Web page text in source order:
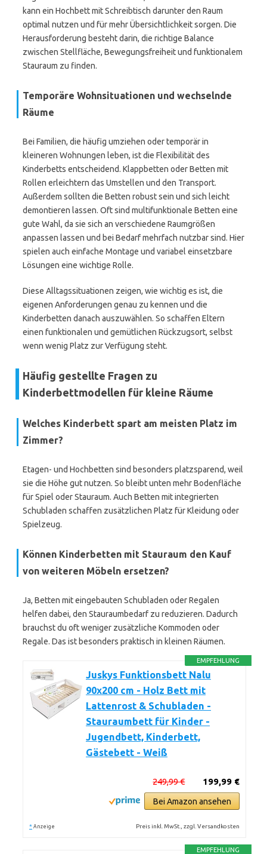
kann ein Hochbett mit Schreibtisch darunter den Raum
optimal nutzen und für mehr Übersichtlichkeit sorgen. Die
Herausforderung besteht darin, die richtige Balance
zwischen Stellfläche, Bewegungsfreiheit und funktionalem
Stauraum zu finden.
Temporäre Wohnsituationen und wechselnde
Räume
Bei Familien, die häufig umziehen oder temporär in
kleineren Wohnungen leben, ist die Flexibilität des
Kinderbetts entscheidend. Klappbetten oder Betten mit
Rollen erleichtern das Umstellen und den Transport.
Außerdem sollten die Betten robust sein und sich leicht
demontieren lassen. Oft sind multifunktionale Betten eine
gute Wahl, da sie sich an verschiedene Raumgrößen
anpassen lassen und bei Bedarf mehrfach nutzbar sind. Hier
spielen auch einfache Montage und variabel einsetzbare
Lösungen eine wichtige Rolle.
Diese Alltagssituationen zeigen, wie wichtig es ist, die
eigenen Anforderungen genau zu kennen und die
Kinderbetten danach auszuwählen. So schaffen Eltern
einen funktionalen und gemütlichen Rückzugsort, selbst
wenn wenig Platz zur Verfügung steht.
Häufig gestellte Fragen zu
Kinderbettmodellen für kleine Räume
Welches Kinderbett spart am meisten Platz im
Zimmer?
Etagen- und Hochbetten sind besonders platzsparend, weil
sie die Höhe gut nutzen. So bleibt unten mehr Bodenfläche
für Spiel oder Stauraum. Auch Betten mit integrierten
Schubladen schaffen zusätzlichen Platz für Kleidung oder
Spielzeug.
Können Kinderbetten mit Stauraum den Kauf
von weiteren Möbeln ersetzen?
Ja, Betten mit eingebauten Schubladen oder Regalen
helfen dabei, den Stauraumbedarf zu reduzieren. Dadurch
brauchst du oft weniger zusätzliche Kommoden oder
Regale. Das ist besonders praktisch in kleinen Räumen.
EMPFEHLUNG
Juskys Funktionsbett Nalu
90x200 cm - Holz Bett mit
Lattenrost & Schubladen -
Stauraumbett für Kinder -
Jugendbett, Kinderbett,
Gästebett - Weiß
199,99 €
249,99 €
Bei Amazon ansehen
* Anzeige Preis inkl. MwSt., zzgl. Versandkosten
EMPFEHLUNG